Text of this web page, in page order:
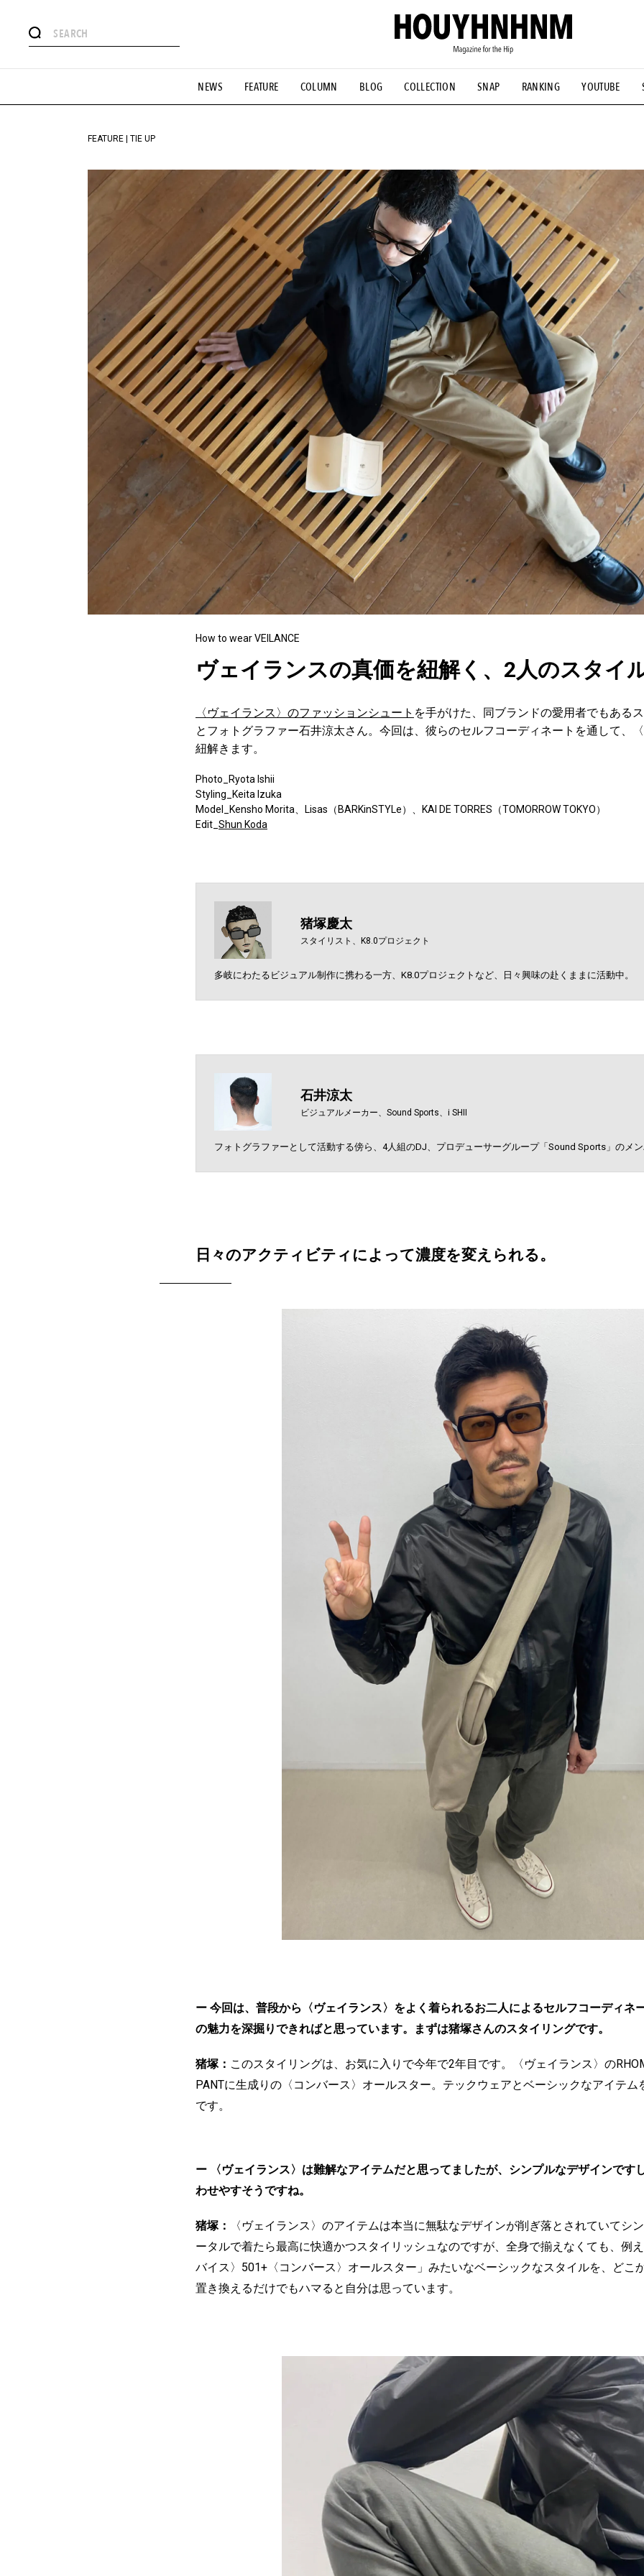
NEWS FEATURE COLUMN BLOG COLLECTION SNAP RANKING YOUTUBE
#憧れの逸品 #ESSENTIAL DESIGNS #古着サミット #NEW VINTAGE #マイナーグッド図鑑
#GH 銘品の所以 #フイナムのYouTube #Commune H #FOCUS IT #AH.H #ととけん #FASHION #MUSIC
#HANDSOME HANDBOOK
FEATURE | TIE UP
How to wear VEILANCE
ヴェイランスの真価を紐解く、2人のスタイル
〈ヴェイランス〉のファッションシュート を手がけた、同ブランドの愛用者でもある
とフォトグラファー石井涼太さん。今回は、彼らのセルフコーディネートを通して、
紐解きます。
Photo_Ryota Ishii
Styling_Keita Izuka
Model_Kensho Morita、Lisas（BARKinSTYLe）、KAI DE TORRES（TOMORROW TOKYO）
Edit_ Shun Koda
猪塚慶太
スタイリスト、K8.0プロジェクト
多岐にわたるビジュアル制作に携わる一方、K8.0プロジェクトなど、日々興味の赴くままに活動中。
石井涼太
ビジュアルメーカー、Sound Sports、i SHII
フォトグラファーとして活動する傍ら、4人組のDJ、プロデューサーグループ「Sound Sports」のメン
日々のアクティビティによって濃度を変えられる。
ー 今回は、普段から〈ヴェイランス〉をよく着られるお二人によるセルフコーディネ
の魅力を深掘りできればと思っています。まずは猪塚さんのスタイリングです。
猪塚： このスタイリングは、お気に入りで今年で2年目です。〈ヴェイランス〉の
PANTに生成りの〈コンバース〉オールスター。テックウェアとベーシックなアイテム
です。
ー 〈ヴェイランス〉は難解なアイテムだと思ってましたが、シンプルなデザインです
わせやすそうですね。
猪塚：
〈ヴェイランス〉のアイテムは本当に無駄なデザインが削ぎ落とされていてシ
ータルで着たら最高に快適かつスタイリッシュなのですが、全身で揃えなくても、例
バイス〉501+〈コンバース〉オールスター」みたいなベーシックなスタイルを、どこ
置き換えるだけでもハマると自分は思っています。